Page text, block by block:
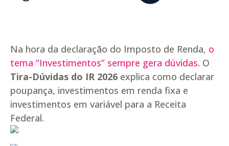
Na hora da declaração do Imposto de Renda, o
tema “Investimentos” sempre gera dúvidas. O
Tira-Dúvidas do IR 2026 explica como declarar
poupança, investimentos em renda fixa e
investimentos em variável para a Receita
Federal.